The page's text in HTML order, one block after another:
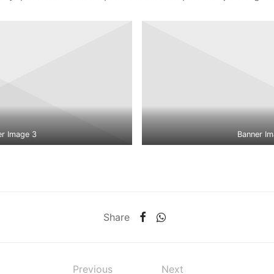
Image 3 Banner
Share
Previous Next